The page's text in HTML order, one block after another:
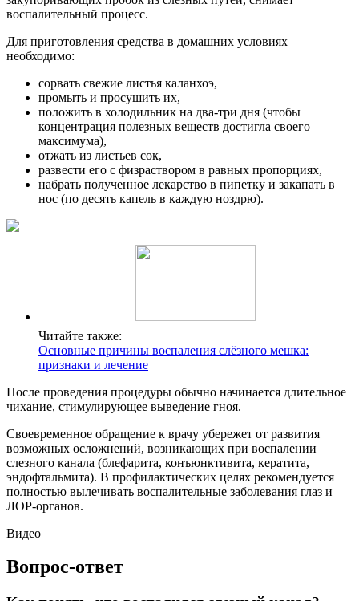
воспалительный процесс.
Для приготовления средства в домашних условиях
необходимо:
сорвать свежие листья каланхоэ,
промыть и просушить их,
положить в холодильник на два-три дня (чтобы
концентрация полезных веществ достигла своего
максимума),
отжать из листьев сок,
развести его с физраствором в равных пропорциях,
набрать полученное лекарство в пипетку и закапать в
нос (по десять капель в каждую ноздрю).
Читайте также:
Основные причины воспаления слёзного мешка:
признаки и лечение
После проведения процедуры обычно начинается длительное
чихание, стимулирующее выведение гноя.
Своевременное обращение к врачу убережет от развития
возможных осложнений, возникающих при воспалении
слезного канала (блефарита, конъюнктивита, кератита,
эндофтальмита). В профилактических целях рекомендуется
полностью вылечивать воспалительные заболевания глаз и
ЛОР-органов.
Видео
Вопрос-ответ